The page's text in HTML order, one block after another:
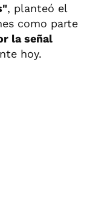
, planteó el
como parte
la señal
hoy.